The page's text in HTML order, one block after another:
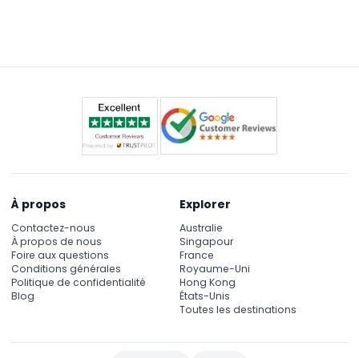
À propos
Contactez-nous
À propos de nous
Foire aux questions
Conditions générales
Politique de confidentialité
Blog
Explorer
Australie
Singapour
France
Royaume-Uni
Hong Kong
États-Unis
Toutes les destinations